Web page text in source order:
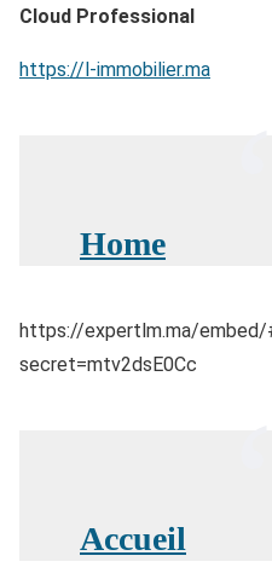
Cloud Professional
https://l-immobilier.ma
Home
https://expertlm.ma/
secret=mtv2dsE0Cc
Accueil